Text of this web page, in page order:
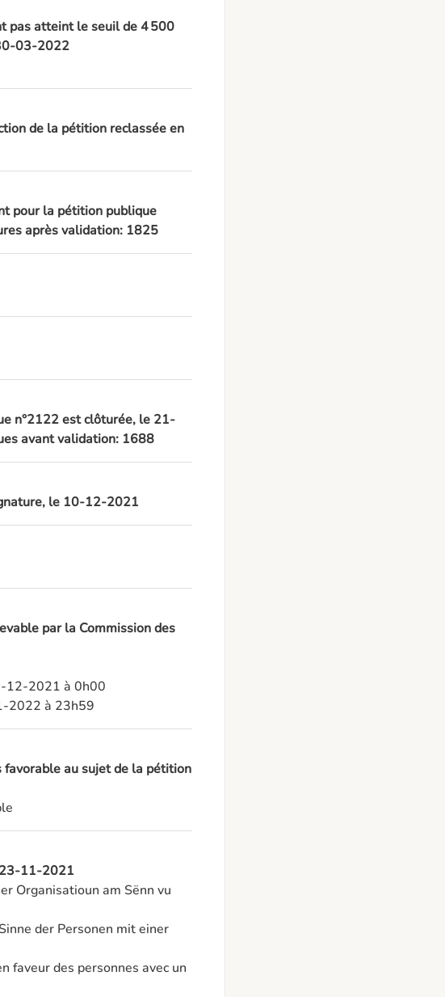
pas atteint le seuil de 4 500
03-2022
de la pétition reclassée en
pour la pétition publique
après validation: 1825
n°2122 est clôturée, le 21-
avant validation: 1688
le 10-12-2021
par la Commission des
12-2021 à 0h00
2022 à 23h59
favorable au sujet de la pétition
11-2021
Organisatioun am Sënn vu
der Personen mit einer
faveur des personnes avec un